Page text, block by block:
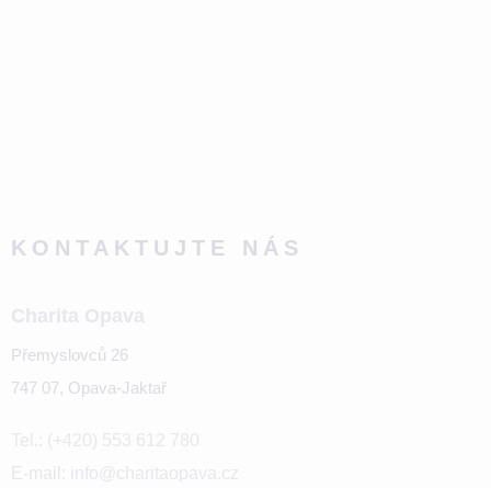
KONTAKTUJTE NÁS
Přemyslovců 26
747 07, Opava-Jaktař